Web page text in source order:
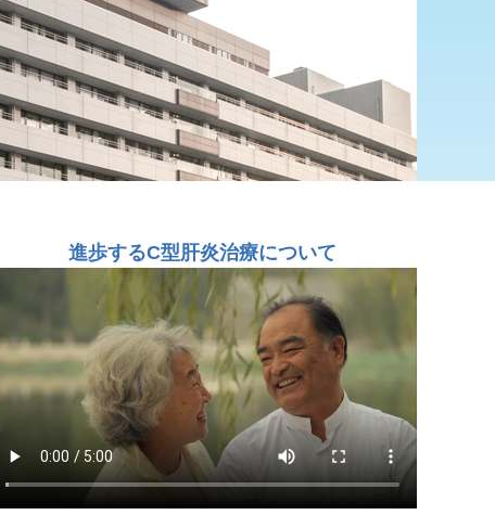
進歩するC型肝炎治療について